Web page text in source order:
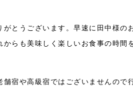
とうございます。早速に田中様の
らも美味しく楽しいお食事の時間
宿や高級宿ではございませんので